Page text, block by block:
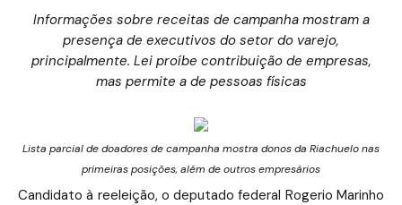
Informações sobre receitas de campanha mostram a
presença de executivos do setor do varejo,
principalmente. Lei proíbe contribuição de empresas,
mas permite a de pessoas físicas
Lista parcial de doadores de campanha mostra donos da Riachuelo nas
primeiras posições, além de outros empresários
Candidato à reeleição, o deputado federal Rogerio Marinho